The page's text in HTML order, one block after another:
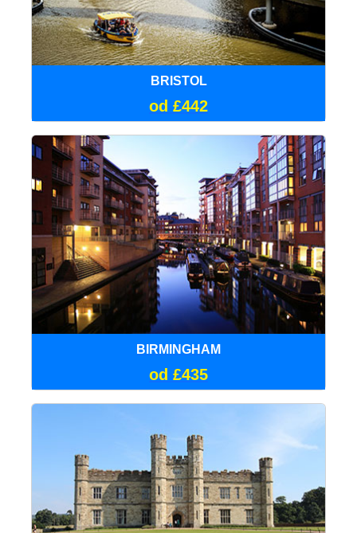
BRISTOL
od £442
BIRMINGHAM
od £435